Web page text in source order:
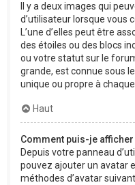
Il y a deux images qui
d’utilisateur lorsque vous
L’une d’elles peut être
des étoiles ou des blocs
ou votre statut sur le
grande, est connue sous
unique ou propre à
Haut
Comment puis-je afficher
Depuis votre panneau
pouvez ajouter un avatar
méthodes d’avatar